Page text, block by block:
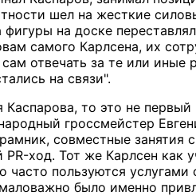
шел на жесткие
на доске
самого Карлсена, их
отвечать за те или иные
на связи".
Каспарова, то это не
гроссмейстер
совместные занятия
ход. Тот же Карлсен как
часто пользуются
было именно